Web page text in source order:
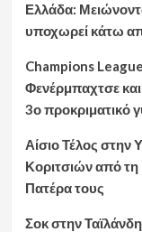
Ελλάδα:
υποχωρεί κάτω
Champions
Φενέρμπαχτσε
3ο προκριματικό
Αίσιο Τέλος
Κοριτσιών από
Πατέρα τους
Σοκ στην